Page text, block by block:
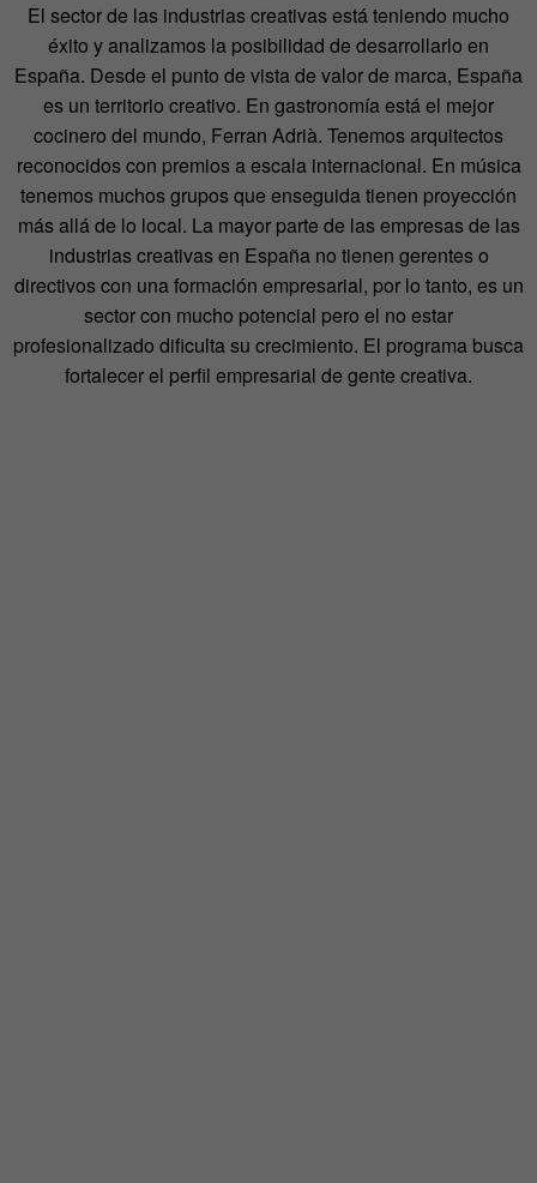
El sector de las industrias creativas está teniendo mucho
éxito y analizamos la posibilidad de desarrollarlo en
España. Desde el punto de vista de valor de marca, España
es un territorio creativo. En gastronomía está el mejor
cocinero del mundo, Ferran Adrià. Tenemos arquitectos
reconocidos con premios a escala internacional. En música
tenemos muchos grupos que enseguida tienen proyección
más allá de lo local. La mayor parte de las empresas de las
industrias creativas en España no tienen gerentes o
directivos con una formación empresarial, por lo tanto, es un
sector con mucho potencial pero el no estar
profesionalizado dificulta su crecimiento. El programa busca
fortalecer el perfil empresarial de gente creativa.